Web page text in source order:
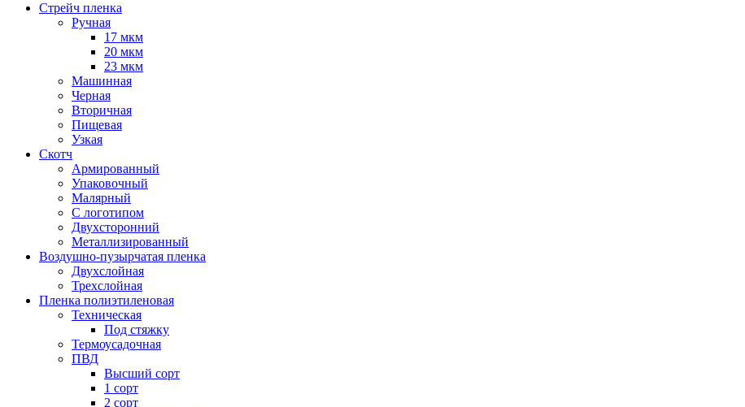
Стрейч пленка
Ручная
17 мкм
20 мкм
23 мкм
Машинная
Черная
Вторичная
Пищевая
Узкая
Скотч
Армированный
Упаковочный
Малярный
С логотипом
Двухсторонний
Металлизированный
Воздушно-пузырчатая пленка
Двухслойная
Трехслойная
Пленка полиэтиленовая
Техническая
Под стяжку
Термоусадочная
ПВД
Высший сорт
1 сорт
2 сорт